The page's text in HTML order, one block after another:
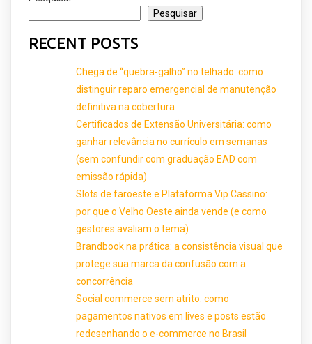
Pesquisar
RECENT POSTS
Chega de “quebra-galho” no telhado: como
distinguir reparo emergencial de manutenção
definitiva na cobertura
Certificados de Extensão Universitária: como
ganhar relevância no currículo em semanas
(sem confundir com graduação EAD com
emissão rápida)
Slots de faroeste e Plataforma Vip Cassino:
por que o Velho Oeste ainda vende (e como
gestores avaliam o tema)
Brandbook na prática: a consistência visual que
protege sua marca da confusão com a
concorrência
Social commerce sem atrito: como
pagamentos nativos em lives e posts estão
redesenhando o e-commerce no Brasil